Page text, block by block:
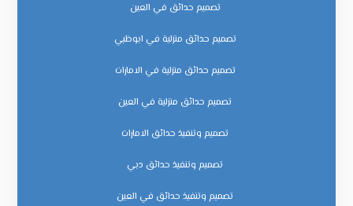
تصميم حدائق في العين
تصميم حدائق منزلية في ابوظبي
تصميم حدائق منزلية في الامارات
تصميم حدائق منزلية في العين
تصميم وتنفيذ حدائق الامارات
تصميم وتنفيذ حدائق دبي
تصميم وتنفيذ حدائق في العين